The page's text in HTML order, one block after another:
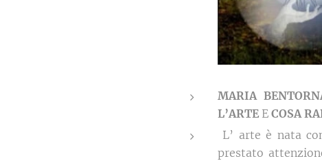
MARIA
L’ARTE E COSA
L’ arte è nata
prestato